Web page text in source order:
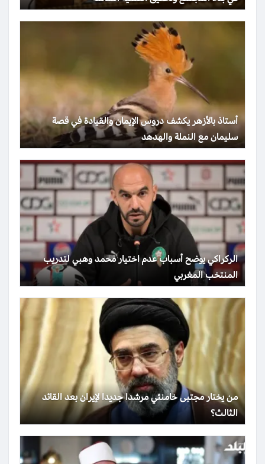
أستاذ بالأزهر يكشف دروس الإيمان والقيادة في قصة
سليمان مع النملة والهدهد
الركراكي يوضح أسباب عدم اختيار محمد وهبي لتدريب
المنتخب المغربي
من يختار مجتبى خامنئي مرشدا جديدا لإيران بعد القائد
الثالث؟